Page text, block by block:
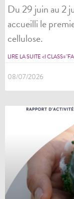
Du 29 juin au 2
accueilli le
cellulose.
LIRE LA SUITE <I
08/07/2026